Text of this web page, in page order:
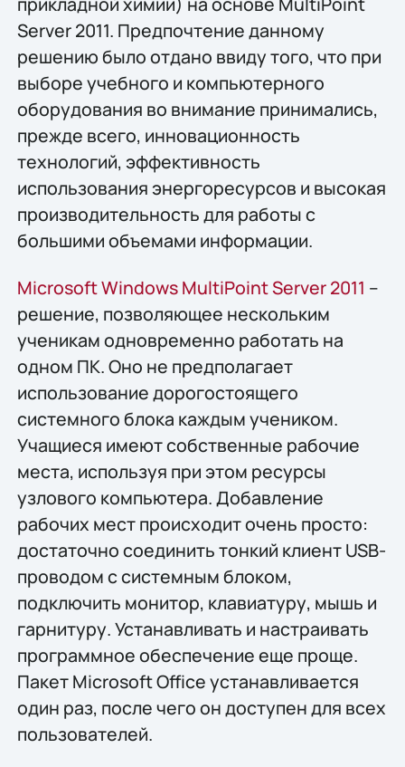
Server 2011. Предпочтение данному
решению было отдано ввиду того, что при
выборе учебного и компьютерного
оборудования во внимание принимались,
прежде всего, инновационность
технологий, эффективность
использования энергоресурсов и высокая
производительность для работы с
большими объемами информации.
Microsoft Windows MultiPoint Server 2011 –
решение, позволяющее нескольким
ученикам одновременно работать на
одном ПК. Оно не предполагает
использование дорогостоящего
системного блока каждым учеником.
Учащиеся имеют собственные рабочие
места, используя при этом ресурсы
узлового компьютера. Добавление
рабочих мест происходит очень просто:
достаточно соединить тонкий клиент USB-
проводом с системным блоком,
подключить монитор, клавиатуру, мышь и
гарнитуру. Устанавливать и настраивать
программное обеспечение еще проще.
Пакет Microsoft Office устанавливается
один раз, после чего он доступен для всех
пользователей.